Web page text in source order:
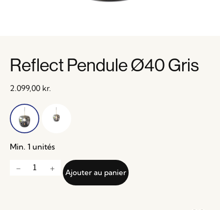
Reflect Pendule Ø40 Gris
2.099,00 kr.
Min. 1 unités
Ajouter au panier